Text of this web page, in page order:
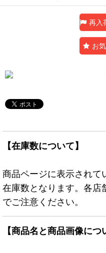
再入
お
【在庫数について】
商品ページに表示されて
在庫数となります。各店
でご注意ください。
【商品名と商品画像につ